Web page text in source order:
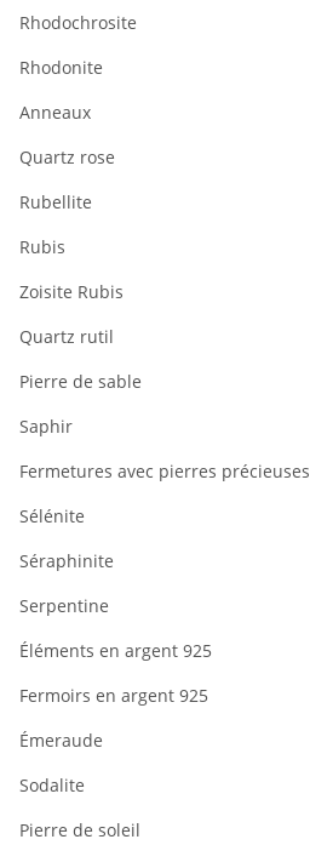
Rhodochrosite
Rhodonite
Anneaux
Quartz rose
Rubellite
Rubis
Zoisite Rubis
Quartz rutil
Pierre de sable
Saphir
Fermetures avec pierres précieuses
Sélénite
Séraphinite
Serpentine
Éléments en argent 925
Fermoirs en argent 925
Émeraude
Sodalite
Pierre de soleil